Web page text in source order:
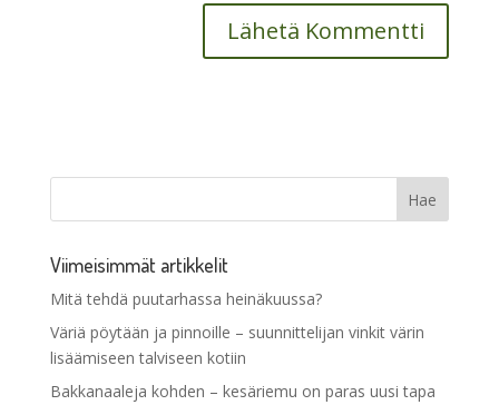
Viimeisimmät artikkelit
Mitä tehdä puutarhassa heinäkuussa?
Väriä pöytään ja pinnoille – suunnittelijan vinkit värin
lisäämiseen talviseen kotiin
Bakkanaaleja kohden – kesäriemu on paras uusi tapa